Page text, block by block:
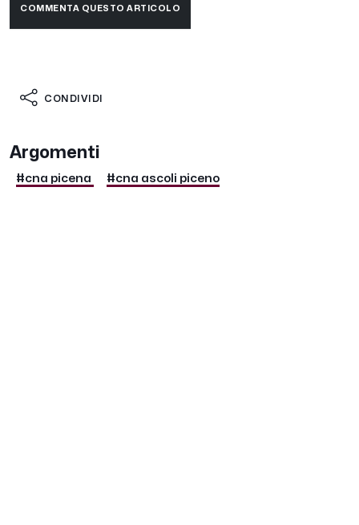
COMMENTA QUESTO ARTICOLO
CONDIVIDI
Argomenti
#cna picena #cna ascoli piceno